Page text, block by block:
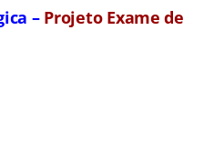
– Projeto Exame de